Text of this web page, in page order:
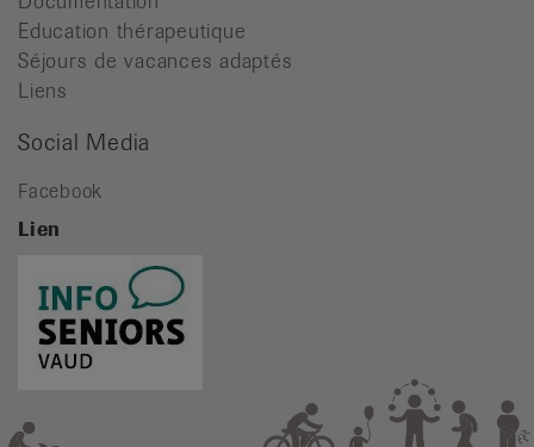
Education thérapeutique
Séjours de vacances adaptés
Liens
Social Media
Facebook
Lien